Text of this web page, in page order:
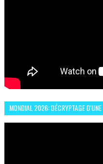
MONDIAL 2026: DÉCRYPTAGE